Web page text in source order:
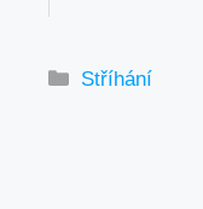
Rubriky
Stříhání